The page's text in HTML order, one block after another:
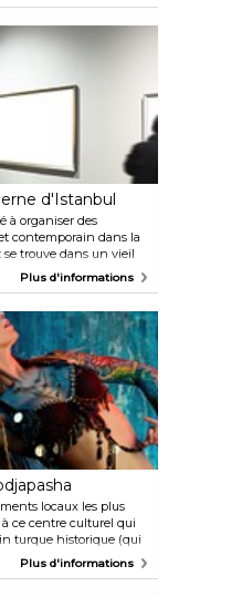
surplombant le
d'Istanbul
à organiser des
contemporain dans la
trouve dans un vieil
d'art moderne
et le hall d'exposition/la
inférieur.
Plus d'informations
locaux les plus
ce centre culturel qui
turque historique (qui
deux sections, la
Plus d'informations